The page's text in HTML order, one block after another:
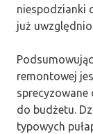
niespodzianki
już
remontowej
sprecyzowane
do budżetu.
typowych